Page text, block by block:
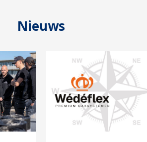
Nieuws